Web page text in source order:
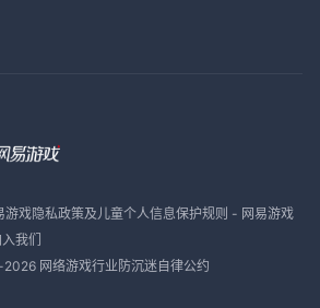
游戏隐私政策及儿童个人信息保护规则 - 网易游戏
我们
2026 网络游戏行业防沉迷自律公约